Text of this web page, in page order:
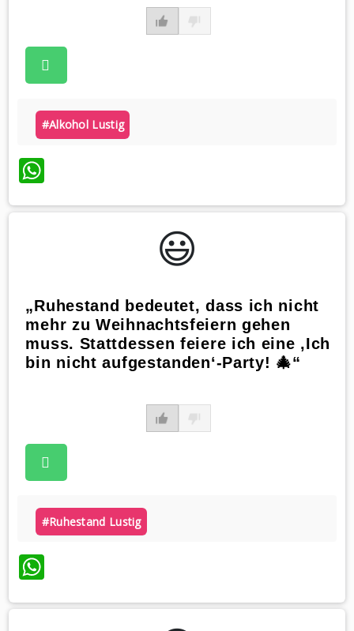
#alkohol Lustig
WhatsApp
😃️
„Ruhestand bedeutet, dass ich nicht
mehr zu Weihnachtsfeiern gehen
muss. Stattdessen feiere ich eine ‚Ich
bin nicht aufgestanden‘-Party! 🎄“
#ruhestand Lustig
WhatsApp